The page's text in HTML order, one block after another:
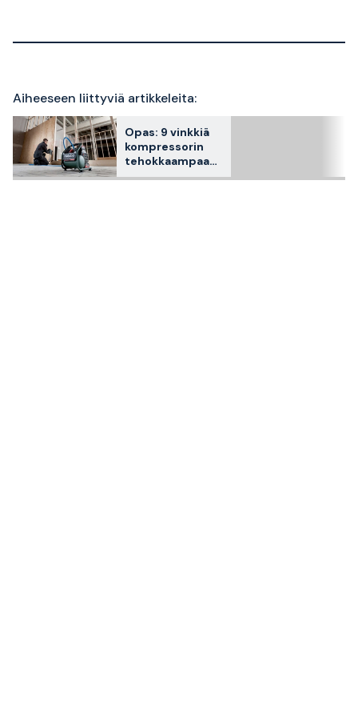
Aiheeseen liittyviä artikkeleita:
Opas: 9 vinkkiä
kompressorin
tehokkaampaan
ja pitkäaikaiseen